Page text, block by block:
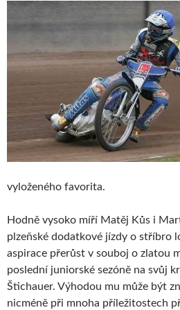
vyloženého favorita.
Hodně vysoko míří Matěj Kůs i
plzeňské dodatkové jízdy o stříbro
aspirace přerůst v souboj o zlatou
poslední juniorské sezóně na svůj
Štichauer. Výhodou mu může být
nicméně při mnoha příležitostech